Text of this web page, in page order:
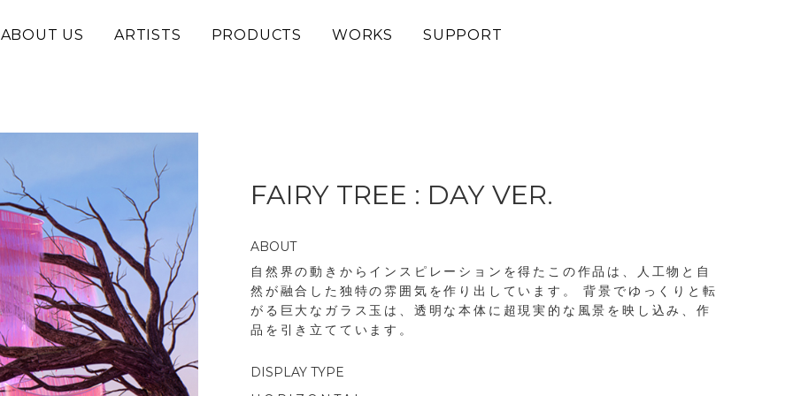
ABOUT US ARTISTS PRODUCTS WORKS SUPPORT
FAIRY TREE : DAY VER.
ABOUT
自然界の動きからインスピレーションを得たこの作品は、人工物と自
然が融合した独特の雰囲気を作り出しています。 背景でゆっくりと転
がる巨大なガラス玉は、透明な本体に超現実的な風景を映し込み、作
品を引き立てています。
DISPLAY TYPE